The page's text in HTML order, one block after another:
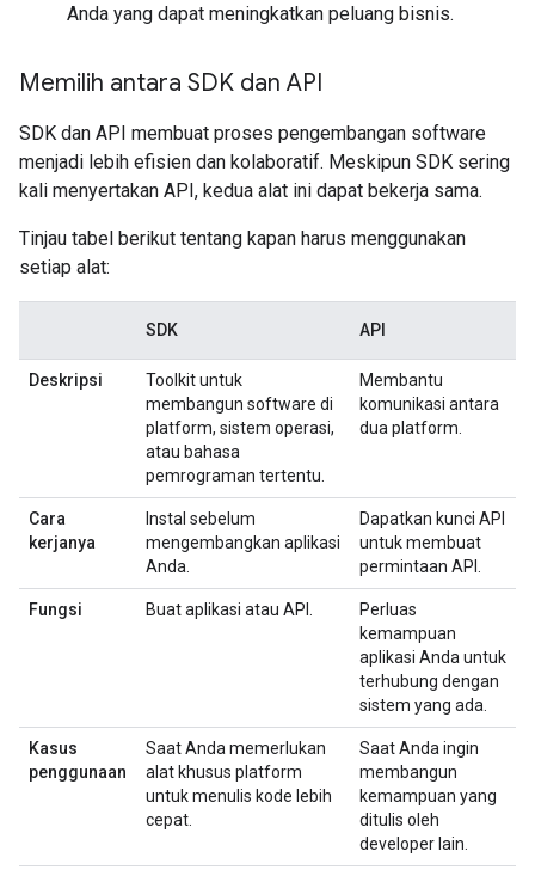
Anda yang dapat meningkatkan peluang bisnis.
Memilih antara SDK dan API
SDK dan API membuat proses pengembangan software
menjadi lebih efisien dan kolaboratif. Meskipun SDK sering
kali menyertakan API, kedua alat ini dapat bekerja sama.
Tinjau tabel berikut tentang kapan harus menggunakan
setiap alat:
SDK API
Deskripsi
Toolkit untuk
membangun software di
platform, sistem operasi,
atau bahasa
pemrograman tertentu.
Membantu
komunikasi antara
dua platform.
Cara
kerjanya
Instal sebelum
mengembangkan aplikasi
Anda.
Dapatkan kunci API
untuk membuat
permintaan API.
Fungsi Buat aplikasi atau API.
Perluas
kemampuan
aplikasi Anda untuk
terhubung dengan
sistem yang ada.
Kasus
penggunaan
Saat Anda memerlukan
alat khusus platform
untuk menulis kode lebih
cepat.
Saat Anda ingin
membangun
kemampuan yang
ditulis oleh
developer lain.